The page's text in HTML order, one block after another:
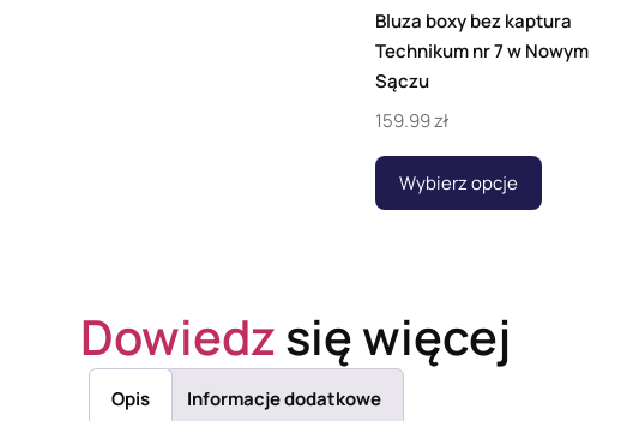
Bluza boxy bez kaptura
Technikum nr 7 w Nowym
Sączu
159.99zł
Wybierz opcje
Dowiedzsię więcej
Opis Informacje dodatkowe